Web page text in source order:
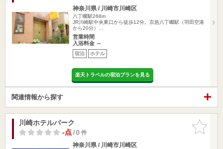
神奈川県 / 川崎市川崎区
八丁畷駅268m
JR川崎駅中央東口から徒歩12分。京急八丁畷駅（羽田空港
から20分）…
営業時間
入浴料金 ～
宿泊 ホテル
楽天トラベルの宿泊プランを見る
関連情報から探す
お気に入
りに追加
川崎ホテルパーク
-点/ 0 件
神奈川県 / 川崎市川崎区